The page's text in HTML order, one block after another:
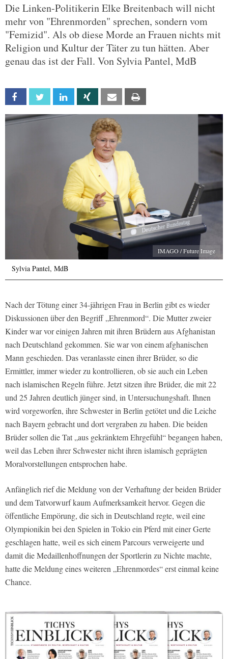
Die Linken-Politikerin Elke Breitenbach will nicht
mehr von "Ehrenmorden" sprechen, sondern vom
"Femizid". Als ob diese Morde an Frauen nichts mit
Religion und Kultur der Täter zu tun hätten. Aber
genau das ist der Fall. Von Sylvia Pantel, MdB
Facebook Twitter Linkedin Xing Email
IMAGO / Future Image
Sylvia Pantel, MdB
Nach der Tötung einer 34-jährigen Frau in Berlin gibt es wieder
Diskussionen über den Begriff „Ehrenmord“. Die Mutter zweier
Kinder war vor einigen Jahren mit ihren Brüdern aus Afghanistan
nach Deutschland gekommen. Sie war von einem afghanischen
Mann geschieden. Das veranlasste einen ihrer Brüder, so die
Ermittler, immer wieder zu kontrollieren, ob sie auch ein Leben
nach islamischen Regeln führe. Jetzt sitzen ihre Brüder, die mit 22
und 25 Jahren deutlich jünger sind, in Untersuchungshaft. Ihnen
wird vorgeworfen, ihre Schwester in Berlin getötet und die Leiche
nach Bayern gebracht und dort vergraben zu haben. Die beiden
Brüder sollen die Tat „aus gekränktem Ehrgefühl“ begangen haben,
weil das Leben ihrer Schwester nicht ihren islamisch geprägten
Moralvorstellungen entsprochen habe.
Anfänglich rief die Meldung von der Verhaftung der beiden Brüder
und dem Tatvorwurf kaum Aufmerksamkeit hervor. Gegen die
öffentliche Empörung, die sich in Deutschland regte, weil eine
Olympionikin bei den Spielen in Tokio ein Pferd mit einer Gerte
geschlagen hatte, weil es sich einem Parcours verweigerte und
damit die Medaillenhoffnungen der Sportlerin zu Nichte machte,
hatte die Meldung eines weiteren „Ehrenmordes“ erst einmal keine
Chance.